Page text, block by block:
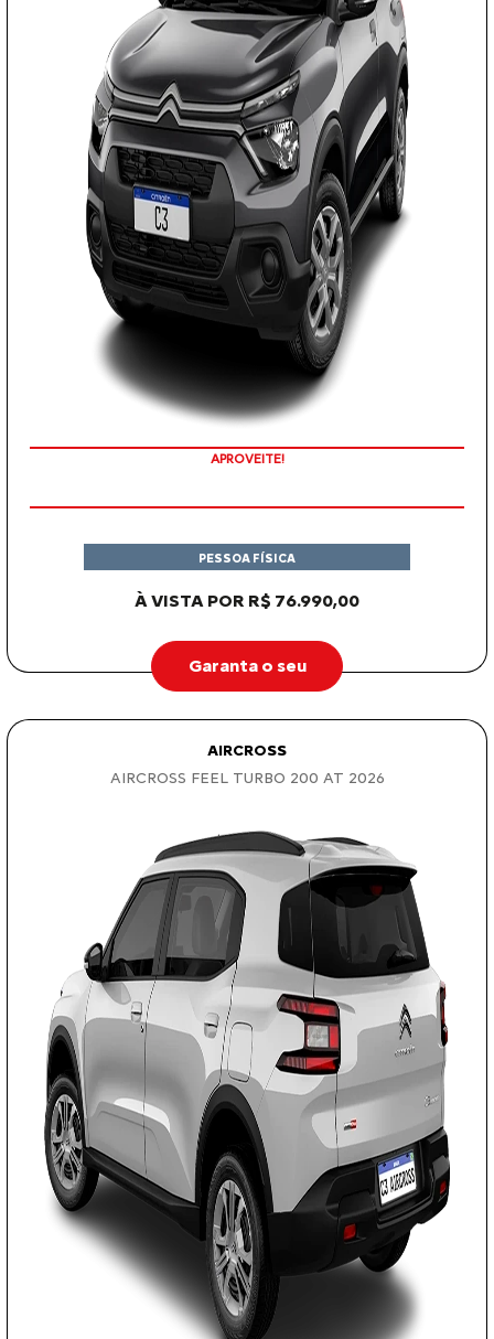
APROVEITE!
À VISTA POR R$ 76.990,00
PESSOA FÍSICA
Garanta o seu
AIRCROSS
AIRCROSS FEEL TURBO 200 AT 2026